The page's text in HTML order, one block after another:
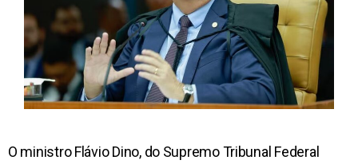
O ministro Flávio Dino, do Supremo Tribunal Federal